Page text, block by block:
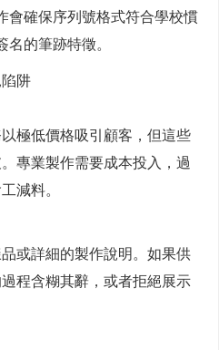
會確保序列號格式符合學校慣
的筆跡特徵。
阱
以極低價格吸引顧客，但這些
專業製作需要成本投入，過
減料。
或詳細的製作說明。如果供
程含糊其辭，或者拒絕展示